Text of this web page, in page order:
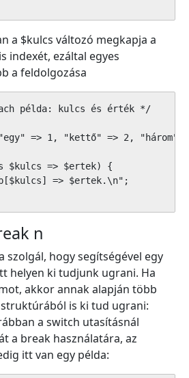
a $kulcs változó megkapja a
indexét, ezáltal egyes
a feldolgozása
példa: kulcs és érték */
=> 1, "kettő" => 2, "három"
$kulcs => $ertek) {
=> $ertek.\n";
n
szolgál, hogy segítségével egy
helyen ki tudjunk ugrani. Ha
akkor annak alapján több
is ki tud ugrani:
a switch utasításnál
a break használatára, az
itt van egy példa: